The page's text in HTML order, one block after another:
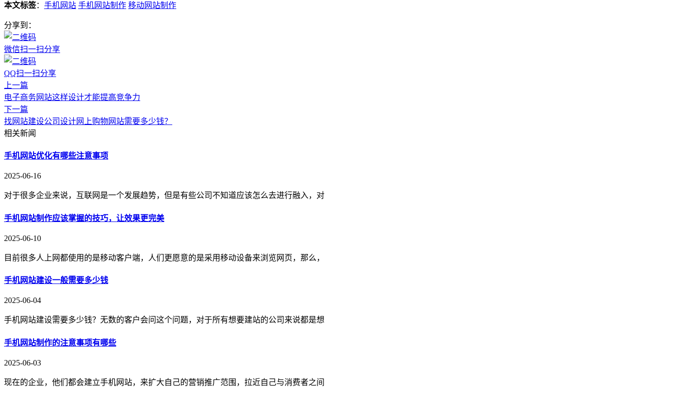
本文标签： 手机网站 手机网站制作 移动网站制作
分享到：
微信扫一扫分享
QQ扫一扫分享
上一篇
电子商务网站这样设计才能提高竞争力
下一篇
找网站建设公司设计网上购物网站需要多少钱？
相关新闻
手机网站优化有哪些注意事项
2025-06-16
对于很多企业来说，互联网是一个发展趋势，但是有些公司不知道应该怎么去进行融入，对
手机网站制作应该掌握的技巧，让效果更完美
2025-06-10
目前很多人上网都使用的是移动客户端，人们更愿意的是采用移动设备来浏览网页，那么，
手机网站建设一般需要多少钱
2025-06-04
手机网站建设需要多少钱？无数的客户会问这个问题，对于所有想要建站的公司来说都是想
手机网站制作的注意事项有哪些
2025-06-03
现在的企业，他们都会建立手机网站，来扩大自己的营销推广范围，拉近自己与消费者之间